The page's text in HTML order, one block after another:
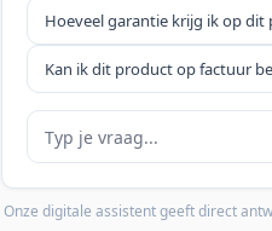
Hoeveel garantie krijg ik op dit
Kan ik dit product op factuur
Je vraag
Onze digitale assistent geeft direct